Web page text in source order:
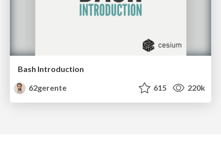
Bash Introduction
62gerente
615 220k